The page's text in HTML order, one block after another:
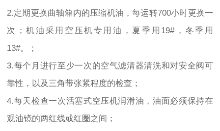
2.定期更换曲轴箱内的压缩机油，每运转700小时更换一
次；机油采用空压机专用油，夏季用19#，冬季用
13#。；
3.每个月进行至少一次的空气滤清器清洗和对安全阀可
靠性，以及三角带张紧程度的检查；
4.每天检查一次活塞式空压机润滑油，油面必须保持在
观油镜的两红线或红圈之间；